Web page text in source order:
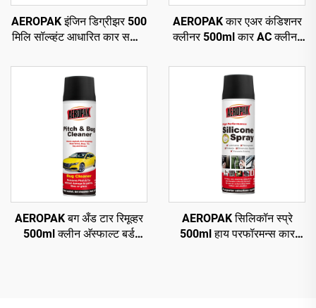
AEROPAK इंजिन डिग्रीझर 500
मिलि सॉल्व्हंट आधारित कार सफाई
AEROPAK कार एअर कंडिशनर
क्लीनर 500ml कार AC क्लीनर
AEROPAK बग अँड टार रिमूव्हर
500ml क्लीन अ‍ॅस्फाल्ट बर्ड
AEROPAK सिलिकॉन स्प्रे
500ml हाय परफॉरमन्स कार